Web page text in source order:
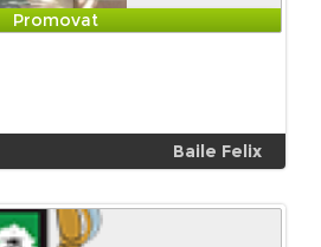
Promovat
Baile Felix